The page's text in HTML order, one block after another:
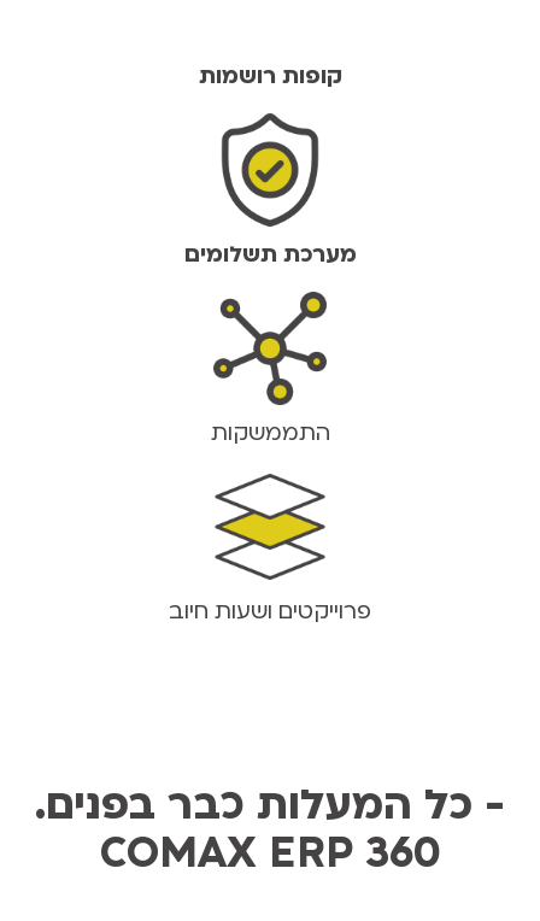
קופות רושמות
מערכת תשלומים
התממשקות
פרוייקטים ושעות חיוב
.כל המעלות כבר בפנים -
COMAX ERP 360